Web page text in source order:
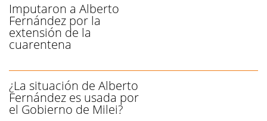
Imputaron a Alberto
Fernández por la
extensión de la
cuarentena
¿La situación de Alberto
Fernández es usada por
el Gobierno de Milei?